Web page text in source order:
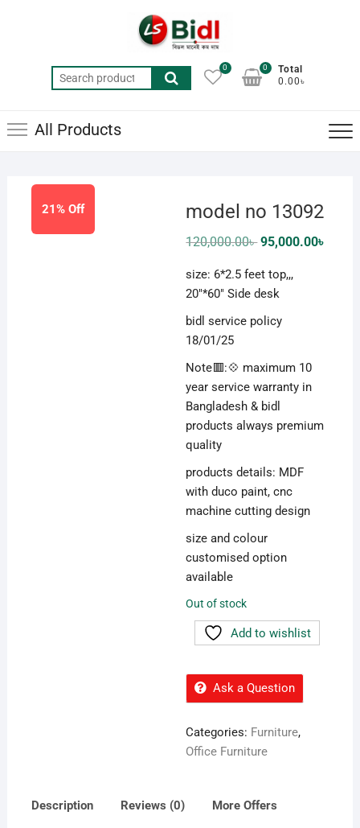
Search
for:
0
Total
0.00৳
0
All Products
21% Off model no 13092
120,000.00৳Original
price
120,000.00৳ .
95,000.00৳
size: 6*2.5 feet top,,,
20″*60″ Side desk
bidl service policy
18/01/25
Note🟥:💠 maximum 10
year service warranty in
Bangladesh & bidl
products always premium
quality
products details: MDF
with duco paint, cnc
machine cutting design
size and colour
customised option
available
Out of stock
Add to wishlist
Ask a Question
Categories: Furniture,
Office Furniture
Description Reviews (0) More Offers